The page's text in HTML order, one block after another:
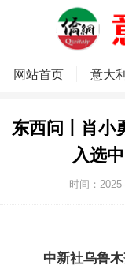
网站首页 意大利
东西问丨肖小
入选
时间：
中新社乌鲁